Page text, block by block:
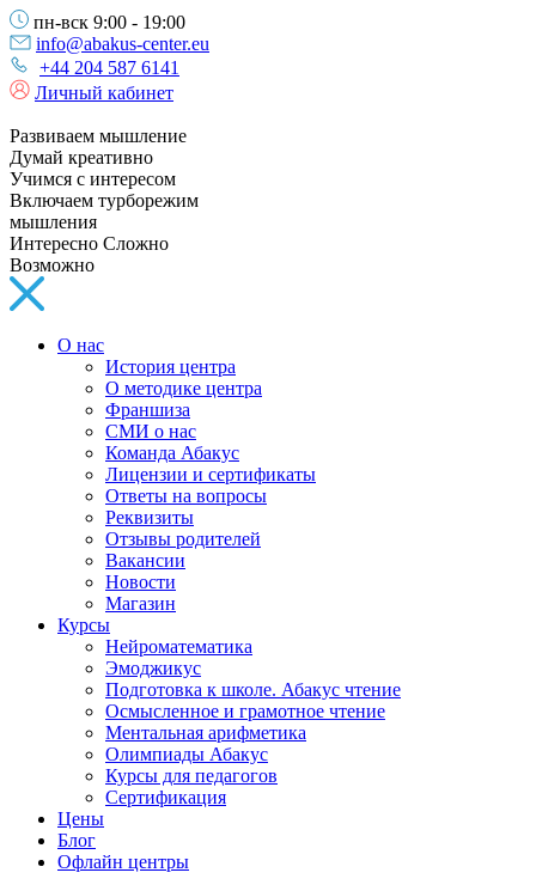
пн-вск 9:00 - 19:00
info@abakus-center.eu
+44 204 587 6141
Личный кабинет
Развиваем мышление
Думай креативно
Учимся с интересом
Включаем турборежим
мышления
Интересно Сложно
Возможно
О нас
История центра
О методике центра
Франшиза
СМИ о нас
Команда Абакус
Лицензии и сертификаты
Ответы на вопросы
Реквизиты
Отзывы родителей
Вакансии
Новости
Магазин
Курсы
Нейроматематика
Эмоджикус
Подготовка к школе. Абакус чтение
Осмысленное и грамотное чтение
Ментальная арифметика
Олимпиады Абакус
Курсы для педагогов
Сертификация
Цены
Блог
Офлайн центры